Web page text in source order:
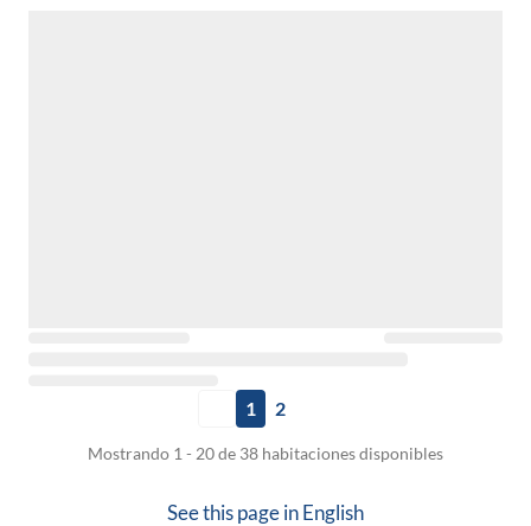
1 2
Mostrando 1 - 20 de 38 habitaciones disponibles
See this page inEnglish